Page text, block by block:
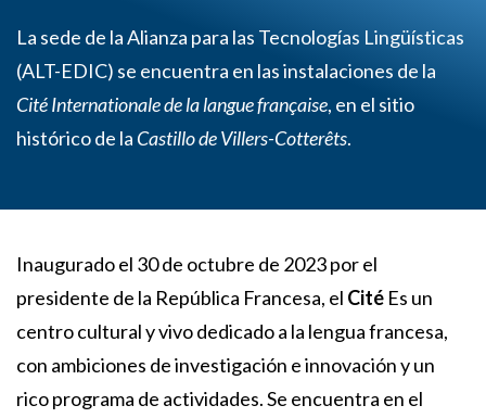
La sede de la Alianza para las Tecnologías Lingüísticas
(ALT-EDIC) se encuentra en las instalaciones de la
Cité Internationale de la langue française, en el sitio
histórico de la Castillo de Villers-Cotterêts.
Inaugurado el 30 de octubre de 2023 por el
presidente de la República Francesa, el Cité Es un
centro cultural y vivo dedicado a la lengua francesa,
con ambiciones de investigación e innovación y un
rico programa de actividades. Se encuentra en el